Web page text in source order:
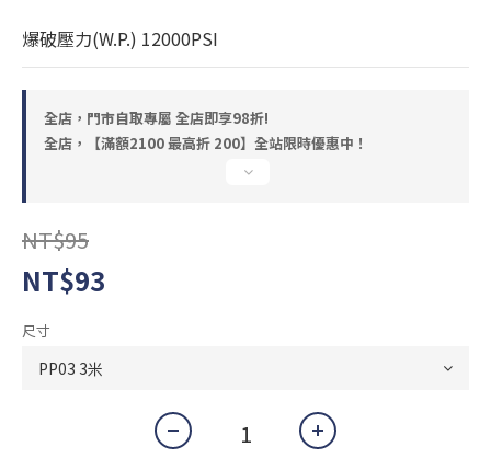
爆破壓力(W.P.) 12000PSI
全店，門市自取專屬 全店即享98折!
全店，【滿額2100 最高折 200】全站限時優惠中！
NT$95
NT$93
尺寸